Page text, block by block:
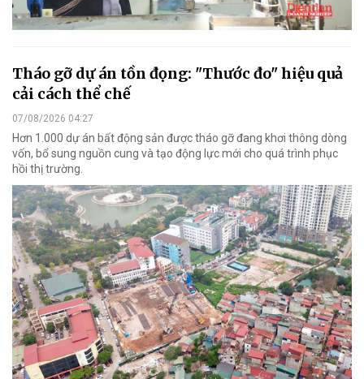
Tháo gỡ dự án tồn đọng: "Thước đo" hiệu quả
cải cách thể chế
07/08/2026 04:27
Hơn 1.000 dự án bất động sản được tháo gỡ đang khơi thông dòng
vốn, bổ sung nguồn cung và tạo động lực mới cho quá trình phục
hồi thị trường.